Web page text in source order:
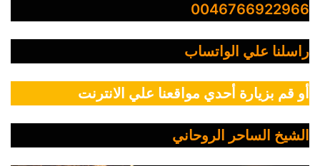
0046766922966
راسلنا علي الواتساب
أو قم بزيارة أحدي مواقعنا علي الانترنت
الشيخ الساحر الروحاني